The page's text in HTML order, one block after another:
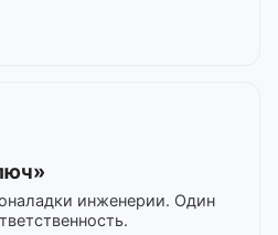
инженерии. Один